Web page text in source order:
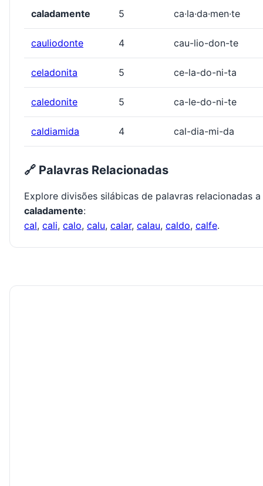
caladamente 5 ca·la·da·men·te
cauliodonte 4 cau-lio-don-te
celadonita 5 ce-la-do-ni-ta
caledonite 5 ca-le-do-ni-te
caldiamida 4 cal-dia-mi-da
🔗 Palavras Relacionadas
Explore divisões silábicas de palavras relacionadas a
caladamente:
cal, cali, calo, calu, calar, calau, caldo, calfe.